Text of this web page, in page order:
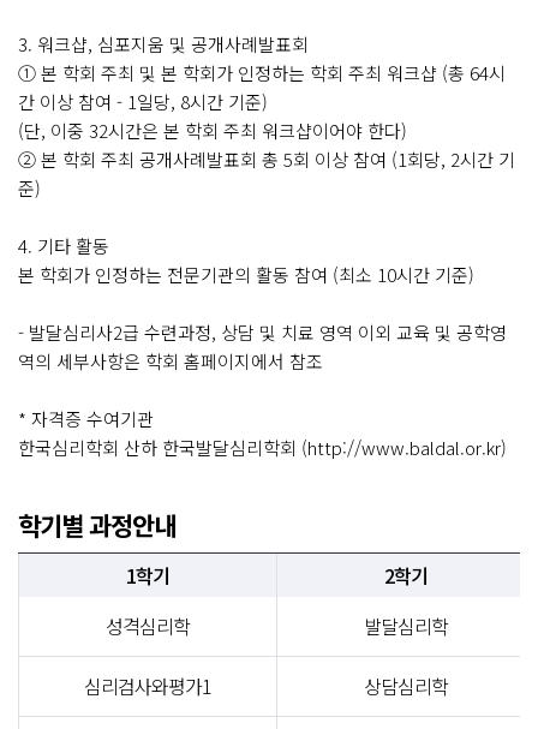
3. 워크샵, 심포지움 및 공개사례발표회
① 본 학회 주최 및 본 학회가 인정하는 학회 주최 워크샵 (총 64시
간 이상 참여 - 1일당, 8시간 기준)
(단, 이중 32시간은 본 학회 주최 워크샵이어야 한다)
② 본 학회 주최 공개사례발표회 총 5회 이상 참여 (1회당, 2시간 기
준)
4. 기타 활동
본 학회가 인정하는 전문기관의 활동 참여 (최소 10시간 기준)
- 발달심리사2급 수련과정, 상담 및 치료 영역 이외 교육 및 공학영
역의 세부사항은 학회 홈페이지에서 참조
* 자격증 수여기관
한국심리학회 산하 한국발달심리학회 (http://www.baldal.or.kr)
학기별 과정안내
1학기
2학기
성격심리학
발달심리학
심리검사와평가1 상담심리학